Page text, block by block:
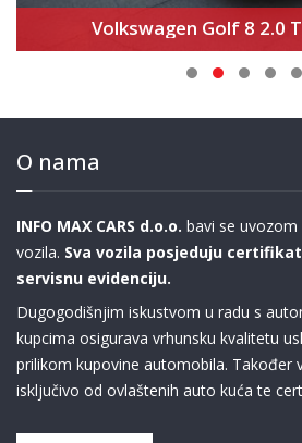
Volkswagen Golf 8 2.0
O nama
INFO MAX CARS d.o.o. bavi se
vozila. Sva vozila posjeduju
servisnu evidenciju.
Dugogodišnjim iskustvom u radu s
kupcima osigurava vrhunsku kvalitetu
prilikom kupovine automobila. Također
isključivo od ovlaštenih auto kuća te